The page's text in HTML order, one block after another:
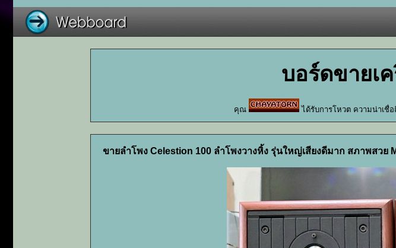
บอร์ดขายเ
คุณ ได้รับการโหวต ความน่าเชื่
ขายลำโพง Celestion 100 ลำโพงวางหิ้ง รุ่นใหญ่เสียงดีมาก สภาพสวย